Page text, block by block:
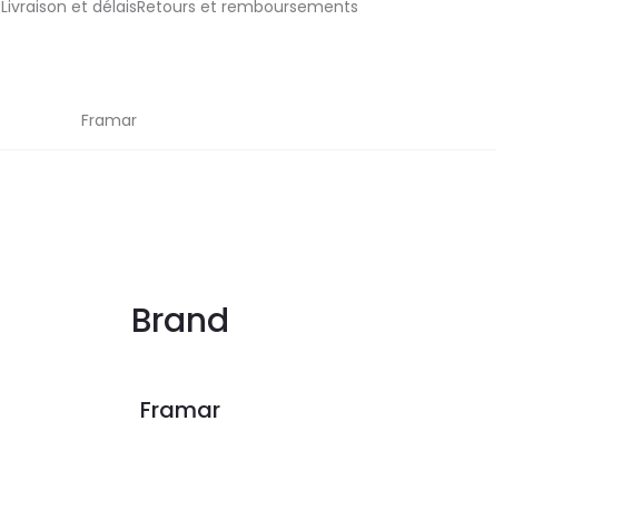
Livraison et délaisRetours et remboursements
Framar
Brand
Framar